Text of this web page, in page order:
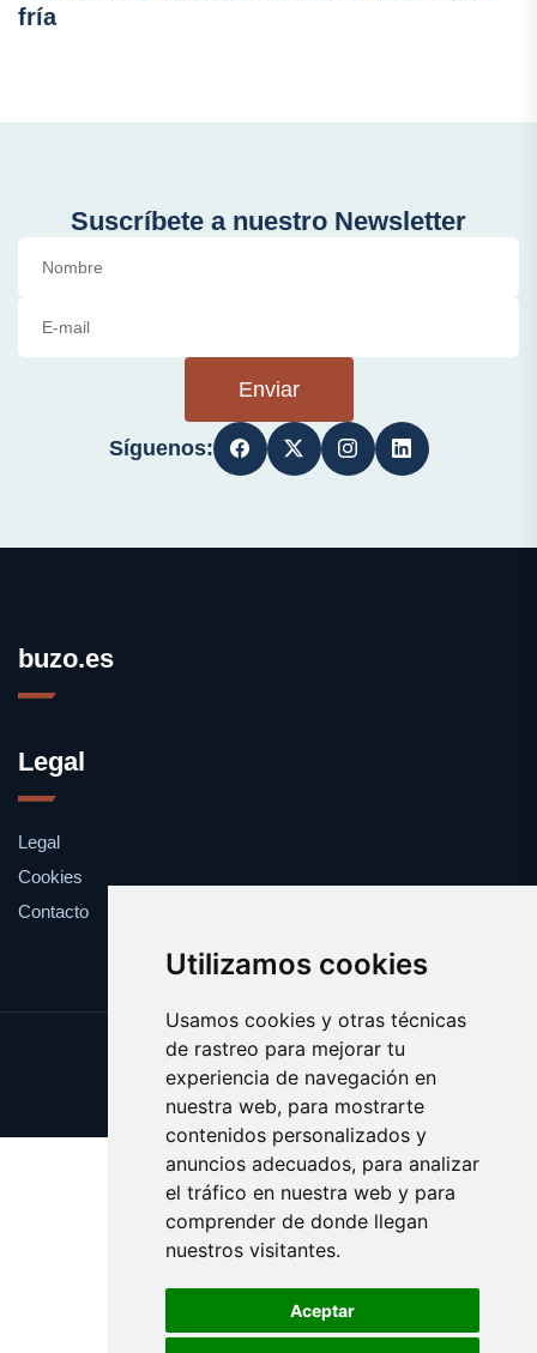
Utilizamos cookies
Usamos cookies y otras técnicas
de rastreo para mejorar tu
experiencia de navegación en
nuestra web, para mostrarte
contenidos personalizados y
anuncios adecuados, para analizar
el tráfico en nuestra web y para
comprender de donde llegan
nuestros visitantes.
Aceptar
fría
Suscríbete a nuestro Newsletter
Enviar
Síguenos:
buzo.es
Legal
Legal
Cookies
Contacto
Update cookies preferences
Copyright © 2025 buzo.es